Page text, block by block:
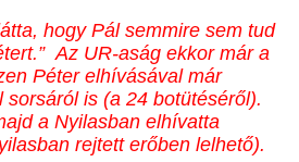
hogy Pál semmire sem tud
Az UR-aság ekkor már a
Péter elhívásával már
sorsáról is (a 24 botütéséről).
a Nyilasban elhívatta
rejtett erőben lelhető).